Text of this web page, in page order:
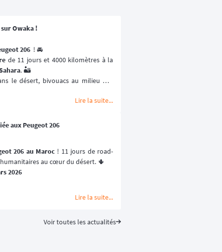
Owaka !
206 ! 🚘
de 11 jours et 4000 kilomètres à la
. 🏜️
le désert, bivouacs au milieu des
à vivre et de souvenirs à bord de
Lire la suite...
aux Peugeot 206
206 au Maroc ! 11 jours de road-
au cœur du désert. 🌵
2026
Lire la suite...
Voir toutes les actualités